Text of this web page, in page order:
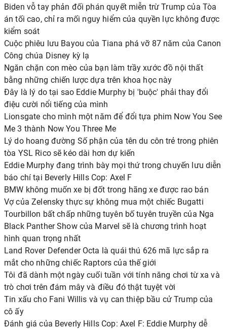
Biden vỗ tay phản đối phán quyết miễn trừ Trump của Tòa
án tối cao, chỉ ra mối nguy hiểm của quyền lực không được
kiểm soát
Cuộc phiêu lưu Bayou của Tiana phá vỡ 87 năm của Canon
Công chúa Disney kỳ lạ
Ngăn chặn con mèo của bạn làm trầy xước đồ nội thất
bằng những chiến lược dựa trên khoa học này
Đây là lý do tại sao Eddie Murphy bị 'buộc' phải thay đổi
điệu cười nổi tiếng của mình
Lionsgate cho mình một năm để đổi tựa phim Now You See
Me 3 thành Now You Three Me
Lý do hoang đường Số phận của tên du côn trẻ trong phiên
tòa YSL Rico sẽ kéo dài hơn dự kiến
Eddie Murphy đang trình bày mọi thứ trong chuyến lưu diễn
báo chí tại Beverly Hills Cop: Axel F
BMW không muốn xe bị đốt trong hãng xe được rao bán
Vợ của Zelensky thực sự không mua một chiếc Bugatti
Tourbillon bất chấp những tuyên bố tuyên truyền của Nga
Black Panther Show của Marvel sẽ là chương trình hoạt
hình quan trọng nhất
Land Rover Defender Octa là quái thú 626 mã lực sắp ra
mắt cho những chiếc Raptors của thế giới
Tôi đã dành một ngày cuối tuần với tính năng chơi từ xa và
trò chơi trên đám mây và điều đó thật tuyệt vời
Tin xấu cho Fani Willis và vụ can thiệp bầu cử Trump của
cô ấy
Đánh giá của Beverly Hills Cop: Axel F: Eddie Murphy dễ